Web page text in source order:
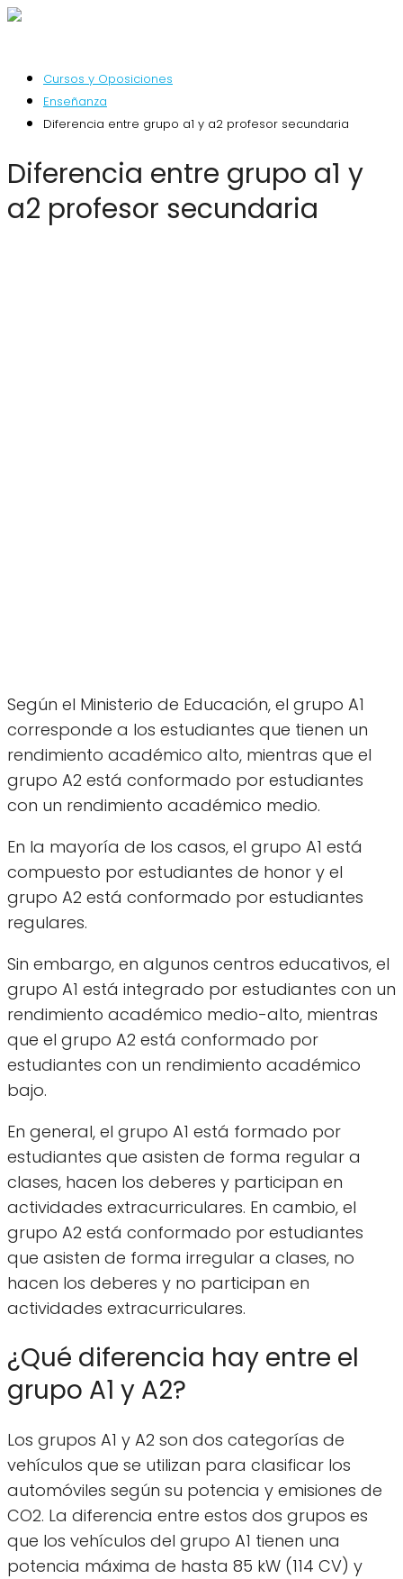
Cursos y Oposiciones
Enseñanza
Diferencia entre grupo a1 y a2 profesor secundaria
Diferencia entre grupo a1 y
a2 profesor secundaria
Según el Ministerio de Educación, el grupo A1
corresponde a los estudiantes que tienen un
rendimiento académico alto, mientras que el
grupo A2 está conformado por estudiantes
con un rendimiento académico medio.
En la mayoría de los casos, el grupo A1 está
compuesto por estudiantes de honor y el
grupo A2 está conformado por estudiantes
regulares.
Sin embargo, en algunos centros educativos, el
grupo A1 está integrado por estudiantes con un
rendimiento académico medio-alto, mientras
que el grupo A2 está conformado por
estudiantes con un rendimiento académico
bajo.
En general, el grupo A1 está formado por
estudiantes que asisten de forma regular a
clases, hacen los deberes y participan en
actividades extracurriculares. En cambio, el
grupo A2 está conformado por estudiantes
que asisten de forma irregular a clases, no
hacen los deberes y no participan en
actividades extracurriculares.
¿Qué diferencia hay entre el
grupo A1 y A2?
Los grupos A1 y A2 son dos categorías de
vehículos que se utilizan para clasificar los
automóviles según su potencia y emisiones de
CO2. La diferencia entre estos dos grupos es
que los vehículos del grupo A1 tienen una
potencia máxima de hasta 85 kW (114 CV) y